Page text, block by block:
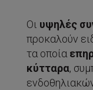
Οι υψηλές
προκαλούν
τα οποία
κύτταρα,